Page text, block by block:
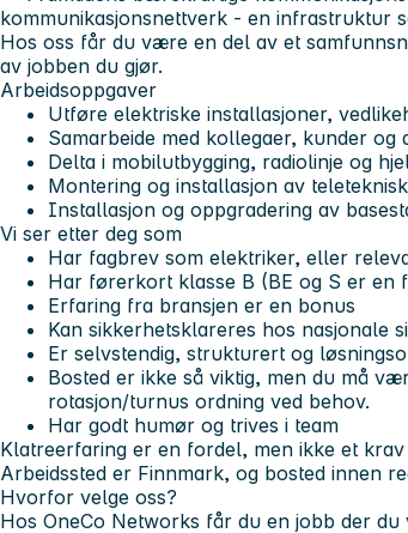
kommunikasjonsnettverk - en infrastruktur
Hos oss får du være en del av et
av jobben du gjør.
Arbeidsoppgaver
Utføre elektriske installasjoner,
Samarbeide med kollegaer, kunder og
Delta i mobilutbygging, radiolinje og
Montering og installasjon av
Installasjon og oppgradering av
Vi ser etter deg som
Har fagbrev som elektriker, eller
Har førerkort klasse B (BE og S er en
Erfaring fra bransjen er en bonus
Kan sikkerhetsklareres hos nasjonale
Er selvstendig, strukturert og
Bosted er ikke så viktig, men du må
rotasjon/turnus ordning ved behov.
Har godt humør og trives i team
Klatreerfaring er en fordel, men ikke et
Arbeidssted er Finnmark, og bosted innen
Hvorfor velge oss?
Hos OneCo Networks får du en jobb der